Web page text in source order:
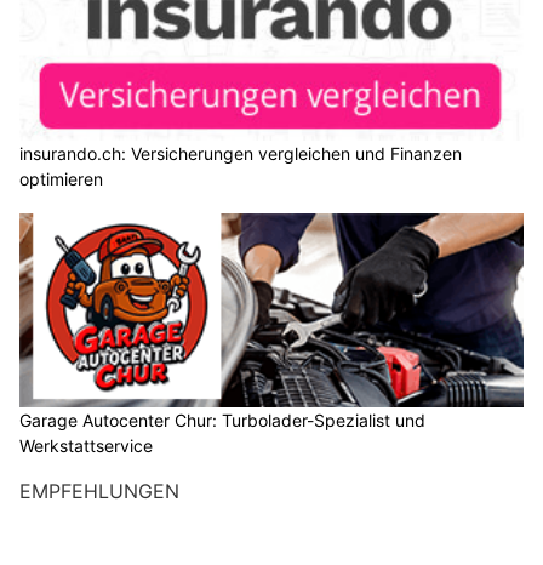
insurando.ch: Versicherungen vergleichen und Finanzen
optimieren
Garage Autocenter Chur: Turbolader-Spezialist und
Werkstattservice
EMPFEHLUNGEN